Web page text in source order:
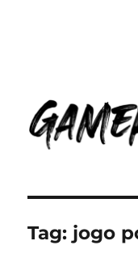
Tag: jogo